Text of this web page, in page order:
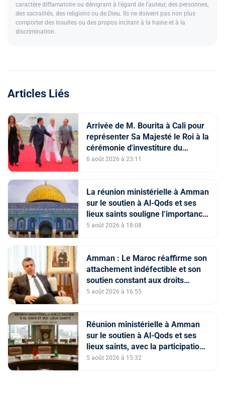
caractère diffamatoire ou dénigrant à l'égard de l'auteur, des personnes,
des sacralités, des religions ou de Dieu. Ils ne doivent pas non plus
comporter des insultes ou des propos incitant à la haine et à la
discrimination.
Articles Liés
Arrivée de M. Bourita à Cali pour
représenter Sa Majesté le Roi à la
cérémonie d'investiture du
nouveau président colombien
6 août 2026 à 23:11
La réunion ministérielle à Amman
sur le soutien à Al-Qods et ses
lieux saints souligne l’importance
du rôle du Comité Al Qods
5 août 2026 à 18:08
Amman : Le Maroc réaffirme son
attachement indéfectible et son
soutien constant aux droits
légitimes du peuple palestinien
5 août 2026 à 16:55
Réunion ministérielle à Amman
sur le soutien à Al-Qods et ses
lieux saints, avec la participation
du Maroc
5 août 2026 à 15:32